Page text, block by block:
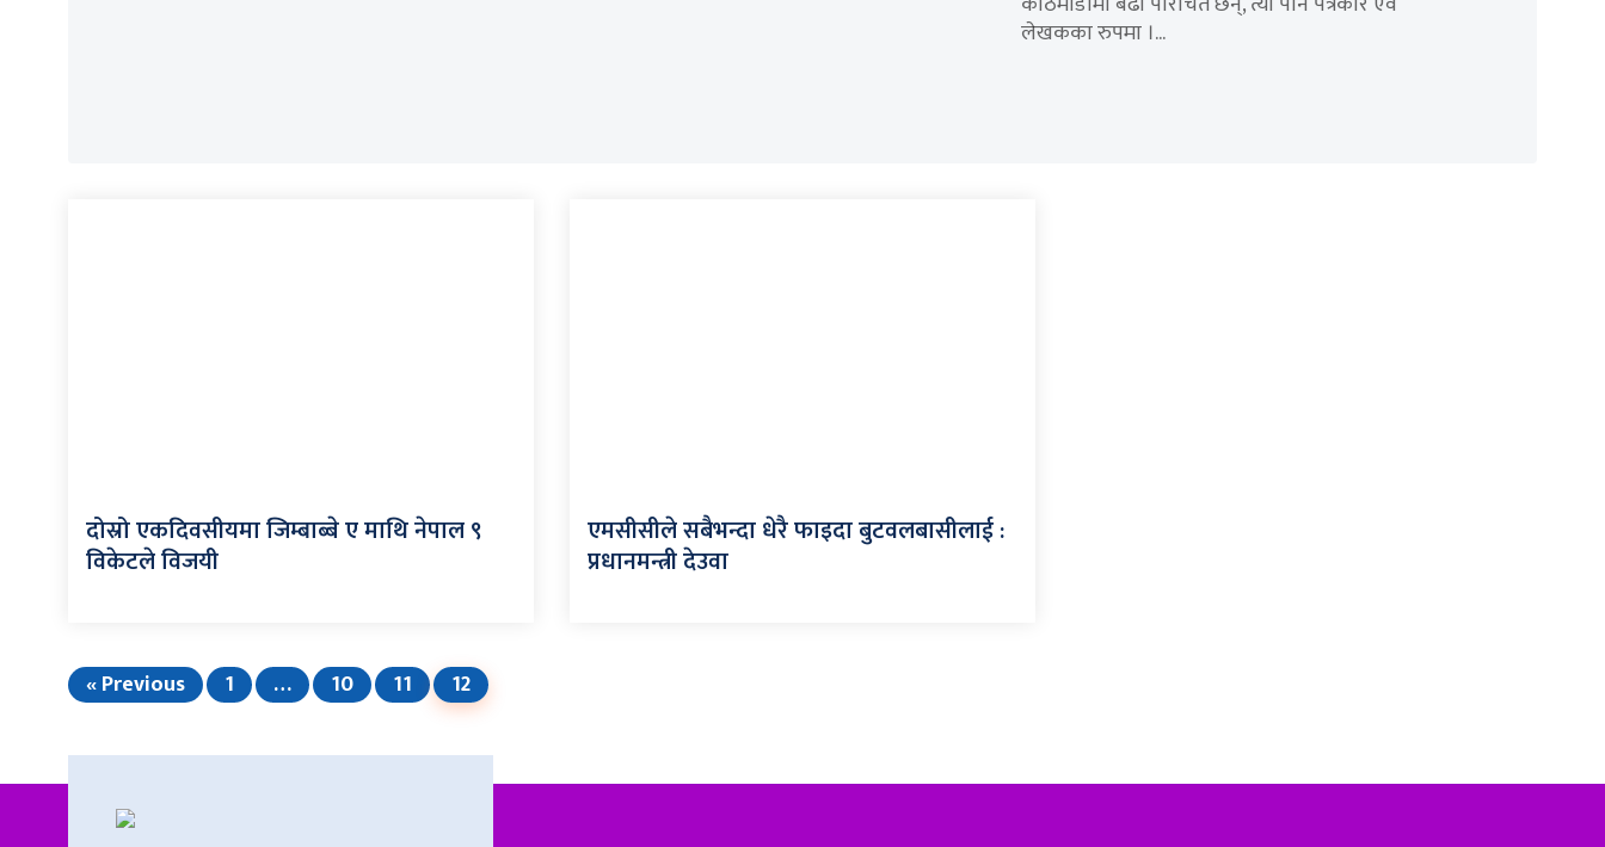
लेखकका रुपमा ।...
दोस्रो एकदिवसीयमा जिम्बाब्बे ए माथि नेपाल ९
विकेटले विजयी
एमसीसीले सबैभन्दा धेरै फाइदा बुटवलबासीलाई :
प्रधानमन्त्री देउवा
« Previous 1 … 10 11 12